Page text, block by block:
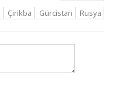
Çirikba Gürcistan Rusya